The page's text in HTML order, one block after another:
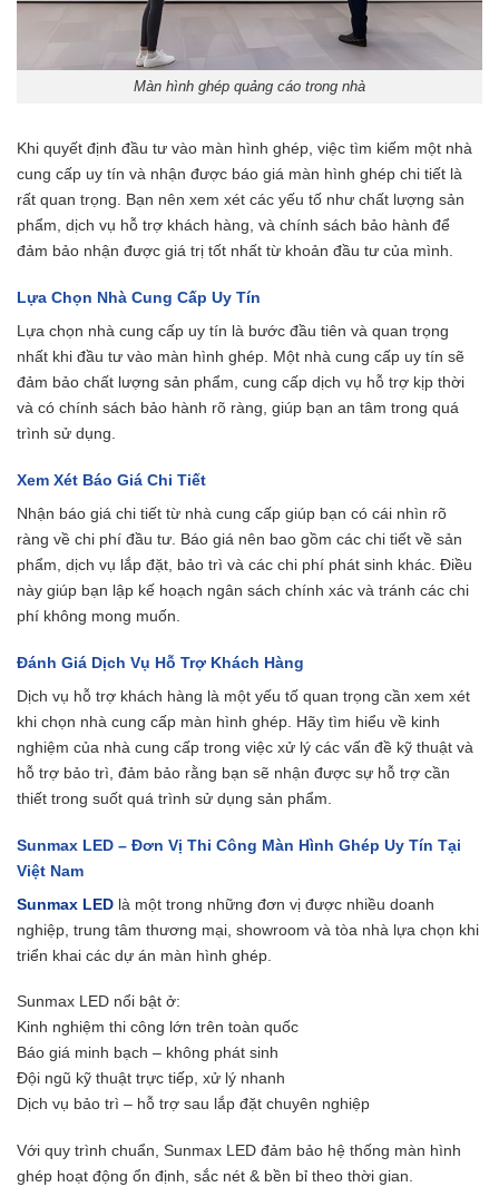
Màn hình ghép quảng cáo trong nhà
Khi quyết định đầu tư vào màn hình ghép, việc tìm kiếm một nhà
cung cấp uy tín và nhận được báo giá màn hình ghép chi tiết là
rất quan trọng. Bạn nên xem xét các yếu tố như chất lượng sản
phẩm, dịch vụ hỗ trợ khách hàng, và chính sách bảo hành để
đảm bảo nhận được giá trị tốt nhất từ khoản đầu tư của mình.
Lựa Chọn Nhà Cung Cấp Uy Tín
Lựa chọn nhà cung cấp uy tín là bước đầu tiên và quan trọng
nhất khi đầu tư vào màn hình ghép. Một nhà cung cấp uy tín sẽ
đảm bảo chất lượng sản phẩm, cung cấp dịch vụ hỗ trợ kịp thời
và có chính sách bảo hành rõ ràng, giúp bạn an tâm trong quá
trình sử dụng.
Xem Xét Báo Giá Chi Tiết
Nhận báo giá chi tiết từ nhà cung cấp giúp bạn có cái nhìn rõ
ràng về chi phí đầu tư. Báo giá nên bao gồm các chi tiết về sản
phẩm, dịch vụ lắp đặt, bảo trì và các chi phí phát sinh khác. Điều
này giúp bạn lập kế hoạch ngân sách chính xác và tránh các chi
phí không mong muốn.
Đánh Giá Dịch Vụ Hỗ Trợ Khách Hàng
Dịch vụ hỗ trợ khách hàng là một yếu tố quan trọng cần xem xét
khi chọn nhà cung cấp màn hình ghép. Hãy tìm hiểu về kinh
nghiệm của nhà cung cấp trong việc xử lý các vấn đề kỹ thuật và
hỗ trợ bảo trì, đảm bảo rằng bạn sẽ nhận được sự hỗ trợ cần
thiết trong suốt quá trình sử dụng sản phẩm.
Sunmax LED – Đơn Vị Thi Công Màn Hình Ghép Uy Tín Tại
Việt Nam
Sunmax LED là một trong những đơn vị được nhiều doanh
nghiệp, trung tâm thương mại, showroom và tòa nhà lựa chọn khi
triển khai các dự án màn hình ghép.
Sunmax LED nổi bật ở:
Kinh nghiệm thi công lớn trên toàn quốc
Báo giá minh bạch – không phát sinh
Đội ngũ kỹ thuật trực tiếp, xử lý nhanh
Dịch vụ bảo trì – hỗ trợ sau lắp đặt chuyên nghiệp
Với quy trình chuẩn, Sunmax LED đảm bảo hệ thống màn hình
ghép hoạt động ổn định, sắc nét & bền bỉ theo thời gian.